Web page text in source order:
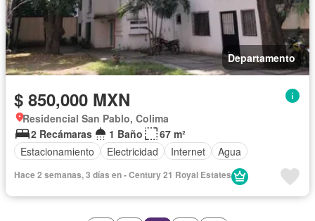
Departamento
$ 850,000 MXN
Residencial San Pablo, Colima
2 Recámaras
1 Baño
67 m²
Estacionamiento
Electricidad Internet Agua
Hace 2 semanas, 3 días en - Century 21 Royal Estates